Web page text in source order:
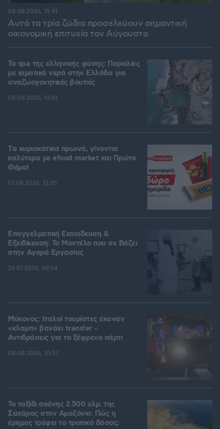
Αυτά τα τρία ζώδια προσελκύουν σημαντική
οικονομική επιτυχία τον Αύγουστο
08.08.2026, 15:41
Τα spa της ελληνικής φύσης: Παραλίες
με ιαματικά νερά στην Ελλάδα για
αναζωογονητικές βουτιές
08.08.2026, 13:41
Tα κυριακάτικα πρωινά, γίνονται
καλύτερα με efood market και Πρώτο
Θέμα!
07.08.2026, 12:25
Επαγγελματική Εκπαίδευση &
Εξειδίκευση: Το Mοντέλο που σε Bάζει
στην Aγορά Eργασίας
26.07.2026, 09:54
Μύκονος: Ιταλοί τουρίστες έκαναν
«κλαμπ» βανάκι transfer -
Αντιδράσεις για το ξέφρενο πάρτι
08.08.2026, 10:57
Το ταξίδι σκόνης 2.500 χλμ. της
Σαχάρας στον Αμαζόνιο: Πώς η
έρημος τρέφει το τροπικό δάσος;